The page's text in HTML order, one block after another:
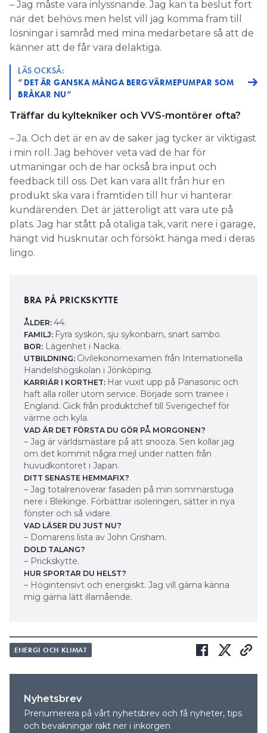
– Jag måste vara inlyssnande. Jag kan ta beslut fort
när det behövs men helst vill jag komma fram till
lösningar i samråd med mina medarbetare så att de
känner att de får vara delaktiga.
LÄS OCKSÅ:
”DET ÄR GANSKA MÅNGA BERGVÄRMEPUMPAR SOM
BRÅKAR NU”
Träffar du kyltekniker och VVS-montörer ofta?
– Ja. Och det är en av de saker jag tycker är viktigast
i min roll. Jag behöver veta vad de har för
utmaningar och de har också bra input och
feedback till oss. Det kan vara allt från hur en
produkt ska vara i framtiden till hur vi hanterar
kundärenden. Det är jätteroligt att vara ute på
plats. Jag har stått på otaliga tak, varit nere i garage,
hängt vid husknutar och försökt hänga med i deras
lingo.
BRA PÅ PRICKSKYTTE
ÅLDER: 44.
FAMILJ: Fyra syskon, sju sykonbarn, snart sambo.
BOR: Lägenhet i Nacka.
UTBILDNING: Civilekonomexamen från Internationella
Handelshögskolan i Jönköping.
KARRIÄR I KORTHET: Har vuxit upp på Panasonic och
haft alla roller utom service. Började som trainee i
England. Gick från produktchef till Sverigechef för
värme och kyla.
VAD ÄR DET FÖRSTA DU GÖR PÅ MORGONEN?
– Jag är världsmästare på att snooza. Sen kollar jag
om det kommit några mejl under natten från
huvudkontoret i Japan.
DITT SENASTE HEMMAFIX?
– Jag totalrenoverar fasaden på min sommarstuga
nere i Blekinge. Förbättrar isoleringen, sätter in nya
fönster och så vidare.
VAD LÄSER DU JUST NU?
– Domarens lista av John Grisham.
DOLD TALANG?
– Prickskytte.
HUR SPORTAR DU HELST?
– Högintensivt och energiskt. Jag vill gärna känna
mig gärna lätt illamående.
ENERGI OCH KLIMAT
Nyhetsbrev
Prenumerera på vårt nyhetsbrev och få nyheter, tips
och bevakningar rakt ner i inkorgen